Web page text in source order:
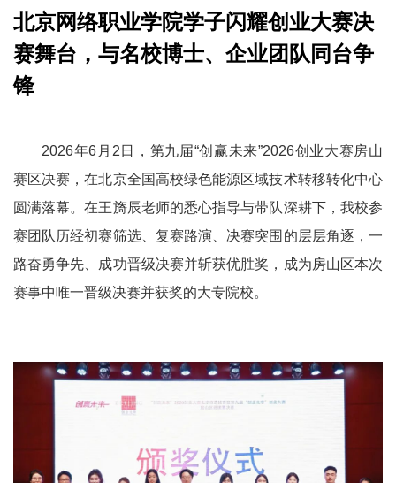
北京网络职业学院学子闪耀创业大赛决
赛舞台，与名校博士、企业团队同台争
锋
2026年6 月 2 日，第九届“创赢未来”2026创业大赛房山
赛区决赛，在北京全国高校绿色能源区域技术转移转化中心
圆满落幕。在王旖辰老师的悉心指导与带队深耕下，我校参
赛团队历经初赛筛选、复赛路演、决赛突围的层层角逐，一
路奋勇争先、成功晋级决赛并斩获优胜奖，成为房山区本次
赛事中唯一晋级决赛并获奖的大专院校。